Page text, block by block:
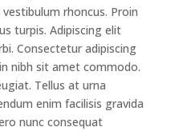
rhoncus. Proin
turpis. Adipiscing elit
Consectetur adipiscing
nibh sit amet commodo.
Tellus at urna
enim facilisis gravida
nunc consequat